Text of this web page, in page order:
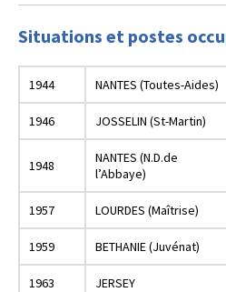
Situations et postes
1944 NANTES (Toutes-Aides)
1946 JOSSELIN (St-Martin)
1948
NANTES (N.D.de
l’Abbaye)
1957 LOURDES (Maîtrise)
1959 BETHANIE (Juvénat)
1963 JERSEY